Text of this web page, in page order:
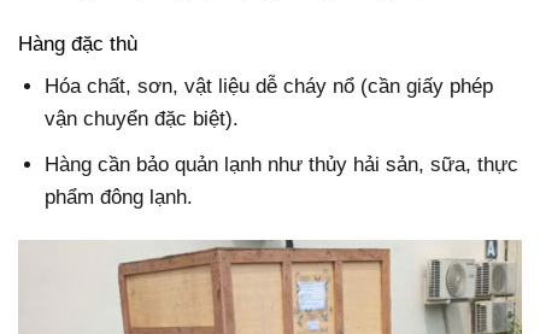
Hàng đặc thù
Hóa chất, sơn, vật liệu dễ cháy nổ (cần giấy phép
vận chuyển đặc biệt).
Hàng cần bảo quản lạnh như thủy hải sản, sữa, thực
phẩm đông lạnh.